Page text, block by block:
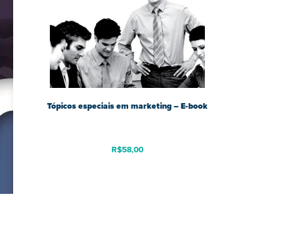
Tópicos especiais em marketing – E-book
R$58,00